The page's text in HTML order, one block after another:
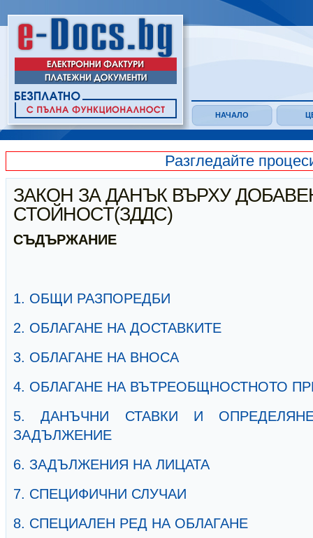
НАЧАЛО
Разгледайте
ЗАКОН ЗА ДАНЪК ВЪРХУ
СТОЙНОСТ(ЗДДС)
СЪДЪРЖАНИЕ
1. ОБЩИ РАЗПОРЕДБИ
2. ОБЛАГАНЕ НА ДОСТАВКИТЕ
3. ОБЛАГАНЕ НА ВНОСА
4. ОБЛАГАНЕ НА ВЪТРЕОБЩНОСТНОТО
5. ДАНЪЧНИ СТАВКИ И
ЗАДЪЛЖЕНИЕ
6. ЗАДЪЛЖЕНИЯ НА ЛИЦАТА
7. СПЕЦИФИЧНИ СЛУЧАИ
8. СПЕЦИАЛЕН РЕД НА ОБЛАГАНЕ